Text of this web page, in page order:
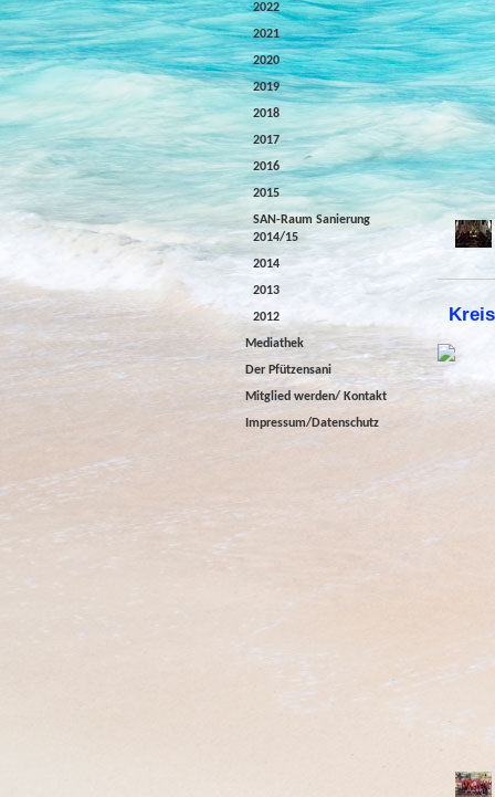
2022
2021
2020
2019
2018
2017
2016
2015
SAN-Raum Sanierung
2014/15
2014
2013
2012
Mediathek
Der Pfützensani
Mitglied werden/ Kontakt
Impressum/Datenschutz